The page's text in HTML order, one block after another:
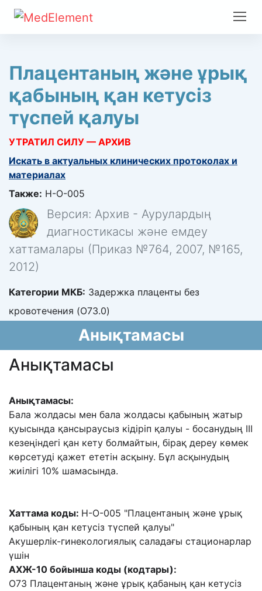
Плацентаның және ұрық
қабының қан кетусіз
түспей қалуы
УТРАТИЛ СИЛУ — АРХИВ
Искать в актуальных клинических протоколах и
материалах
Также: H-O-005
Версия: Архив - Аурулардың
диагностикасы және емдеу
хаттамалары (Приказ №764, 2007, №165,
2012)
Категории МКБ: Задержка плаценты без
кровотечения (O73.0)
Анықтамасы
Анықтамасы
Анықтамасы:
Бала жолдасы мен бала жолдасы қабының жатыр
қуысында қансыраусыз кідіріп қалуы - босанудың III
кезеңіндегі қан кету болмайтын, бірақ дереу көмек
көрсетуді қажет ететін асқыну. Бұл асқынудың
жиілігі 10% шамасында.
Хаттама коды: H-O-005 "Плацентаның және ұрық
қабының қан кетусіз түспей қалуы"
Акушерлік-гинекологиялық саладағы стационарлар
үшін
АХЖ-10 бойынша коды (кодтары):
О73 Плацентаның және ұрық қабаның қан кетусіз